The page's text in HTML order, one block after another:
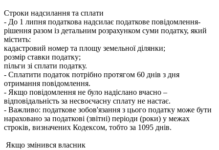
Строки надсилання та сплати
- До 1 липня податкова надсилає податкове повідомлення-
рішення разом із детальним розрахунком суми податку, який
містить:
кадастровий номер та площу земельної ділянки;
розмір ставки податку;
пільги зі сплати податку.
- Сплатити податок потрібно протягом 60 днів з дня
отримання повідомлення.
- Якщо повідомлення не було надіслано вчасно –
відповідальність за несвоєчасну сплату не настає.
- Важливо: податкове зобов'язання з цього податку може бути
нараховано за податкові (звітні) періоди (роки) у межах
строків, визначених Кодексом, тобто за 1095 днів.
Якщо змінився власник